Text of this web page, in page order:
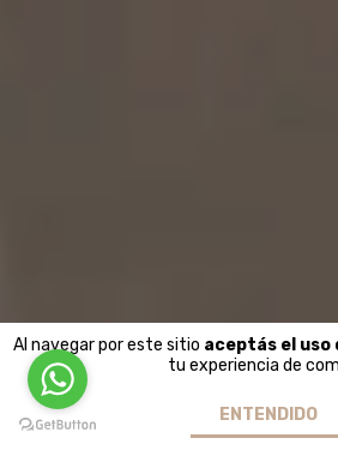
Al navegar por este sitio aceptás el uso
tu experiencia de
ENTENDIDO